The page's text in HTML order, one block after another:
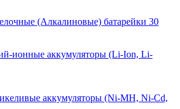
(Алкалиновые) батарейки 30
ионные аккумуляторы (Li-Ion, Li-
аккумуляторы (Ni-MH, Ni-Cd,